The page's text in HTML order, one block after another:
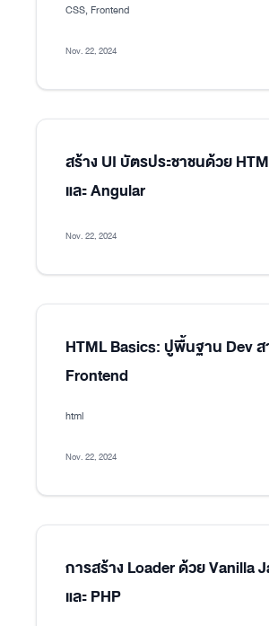
CSS, Frontend
Nov. 22, 2024
สร้าง UI บัตรประชาชนด้วย
และ Angular
Nov. 22, 2024
HTML Basics: ปูพื้นฐาน Dev
Frontend
html
Nov. 22, 2024
การสร้าง Loader ด้วย Vanilla
และ PHP